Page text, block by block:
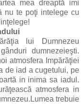
mea dreaptă imi
nu te poţi intelege cu
lui Dumnezeu
dumnezeieşti.
atmosfera Impărăţiei
de iad a cugetului, pe
in inima sa iadul.
atmosfera in
trebuie